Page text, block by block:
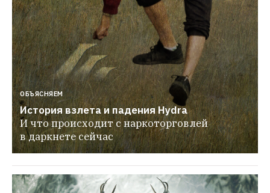
ОБЪЯСНЯЕМ
История взлета и падения Hydra
И что происходит с наркоторговлей
в даркнете сейчас